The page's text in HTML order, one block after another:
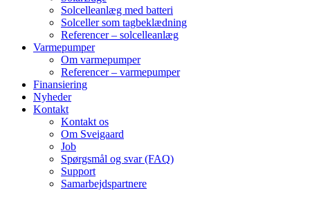
Solcelleanlæg med batteri
Solceller som tagbeklædning
Referencer – solcelleanlæg
Varmepumper
Om varmepumper
Referencer – varmepumper
Finansiering
Nyheder
Kontakt
Kontakt os
Om Sveigaard
Job
Spørgsmål og svar (FAQ)
Support
Samarbejdspartnere